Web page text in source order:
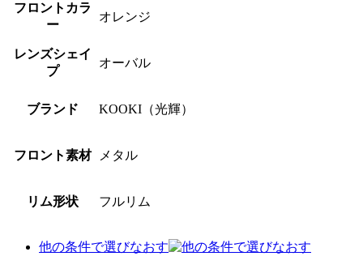
フロントカラ
ー
オレンジ
レンズシェイ
プ
オーバル
ブランド KOOKI（光輝）
フロント素材 メタル
リム形状 フルリム
他の条件で選びなおす